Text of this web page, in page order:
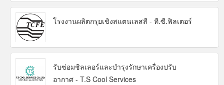
โรงงานผลิตกรุยเชิงสแตนเลสสี - ที.ซี.ฟิลเตอร์
รับซ่อมชิลเลอร์และบำรุงรักษาเครื่องปรับ
อากาศ - T.S Cool Services